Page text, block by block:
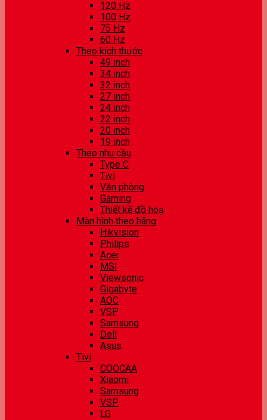
120 Hz
100 Hz
75 Hz
60 Hz
Theo kích thước
49 inch
34 inch
32 inch
27 inch
24 inch
22 inch
20 inch
19 inch
Theo nhu cầu
Type C
Tivi
Văn phòng
Gaming
Thiết kế đồ hoạ
Màn hình theo hãng
Hikvision
Philips
Acer
MSI
Viewsonic
Gigabyte
AOC
VSP
Samsung
Dell
Asus
Tivi
COOCAA
Xiaomi
Samsung
VSP
LG